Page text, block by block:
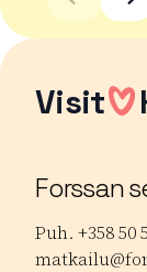
Visit
Forssan
Puh. +358 50